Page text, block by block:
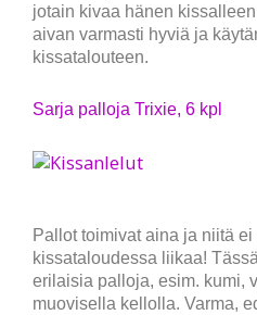
jotain kivaa hänen
aivan varmasti hyviä ja
kissatalouteen.
Sarja palloja Trixie, 6 kpl
Pallot toimivat aina ja niitä
kissataloudessa liikaa!
erilaisia palloja, esim. kumi,
muovisella kellolla. Varma,